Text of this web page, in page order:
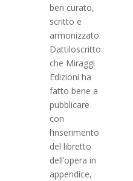
ben curato,
scritto e
armonizzato.
Dattiloscritto
che Miraggi
Edizioni ha
fatto bene a
pubblicare
con
l’inserimento
del libretto
dell’opera in
appendice,